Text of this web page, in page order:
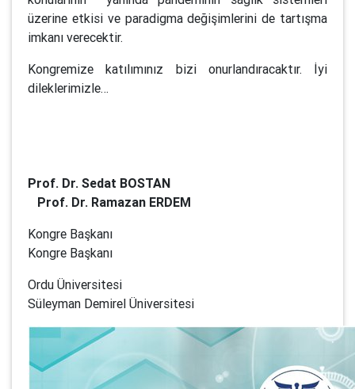
üzerine etkisi ve paradigma değişimlerini de tartışma
imkanı verecektir.
Kongremize katılımınız bizi onurlandıracaktır. İyi
dileklerimizle…
Prof. Dr. Sedat BOSTAN
Prof. Dr. Ramazan ERDEM
Kongre Başkanı
Kongre Başkanı
Ordu Üniversitesi
Süleyman Demirel Üniversitesi